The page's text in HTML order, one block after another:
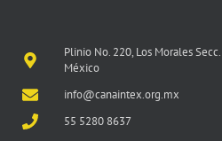
Plinio No. 220, Los Morales Secc.
México
info@canaintex.org.mx
55 5280 8637